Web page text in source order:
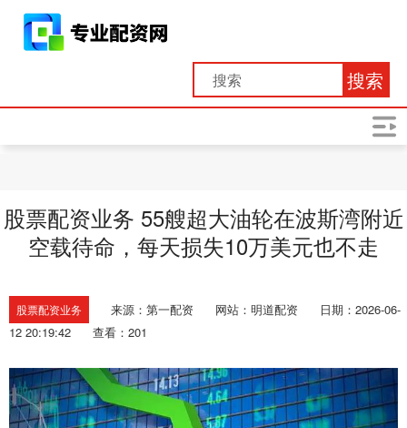
搜索
股票配资业务 55艘超大油轮在波斯湾附近
空载待命，每天损失10万美元也不走
股票配资业务 来源：第一配资 网站：明道配资
日期：2026-06-
12 20:19:42
查看：201